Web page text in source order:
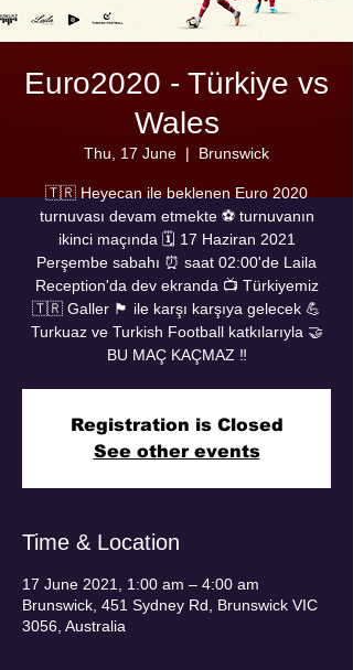
Euro2020 - Türkiye vs
Wales
Thu, 17 June
  |
Brunswick
🇹🇷 Heyecan ile beklenen Euro 2020
turnuvası devam etmekte ⚽ turnuvanın
ikinci maçında 🗓️ 17 Haziran 2021
Perşembe sabahı ⏰ saat 02:00'de Laila
Reception'da dev ekranda 📺 Türkiyemiz
🇹🇷 Galler 🏴󠁧󠁢󠁷󠁬󠁳󠁿 ile karşı karşıya gelecek 💪
Turkuaz ve Turkish Football katkılarıyla 🤝
BU MAÇ KAÇMAZ ‼️
Registration is Closed
See other events
Time & Location
17 June 2021, 1:00 am – 4:00 am
Brunswick, 451 Sydney Rd, Brunswick VIC
3056, Australia